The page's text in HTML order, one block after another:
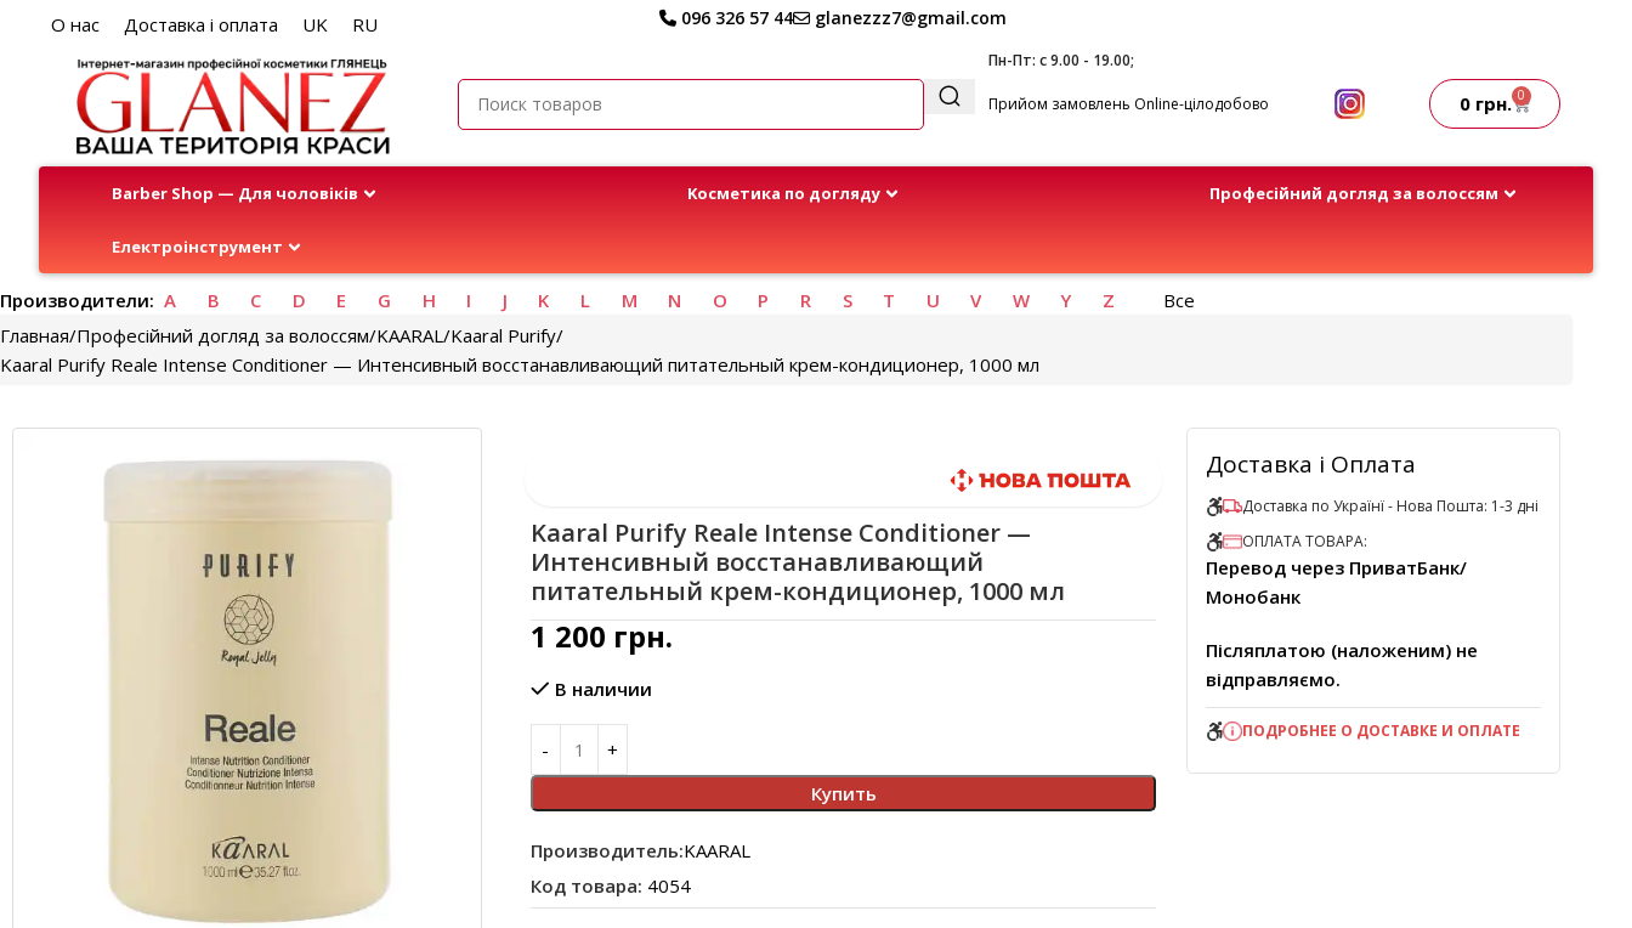
О нас Доставка і оплата UK RU 096 326 57 44 glanezzz7@gmail.com
Пн-Пт: с 9.00 - 19.00;
Прийом замовлень Online-цілодобово 0 грн. 0
Barber Shop — Для чоловіків Kосметика по догляду Професійний догляд за волоссям
Електроінструмент
Производители: A B C D E G H I J K L M N O P R S T U V W Y Z
Все
Главная Професійний догляд за волоссям KAARAL Kaaral Purify
Kaaral Purify Reale Intense Conditioner — Интенсивный восстанавливающий питательный крем-кондиционер, 1000 мл
Kaaral Purify Reale Intense Conditioner —
Интенсивный восстанавливающий
питательный крем-кондиционер, 1000 мл
1 200 грн.
В наличии
Купить
Производитель:KAARAL
Код товара: 4054
Доставка і Оплата
Доставка по Українї - Нова Пошта: 1-3 дні
ОПЛАТА ТОВАРА:
Перевод через ПриватБанк/
Монобанк
Післяплатою (наложеним) не
відправляємо.
ПОДРОБНЕЕ О ДОСТАВКЕ И ОПЛАТЕ